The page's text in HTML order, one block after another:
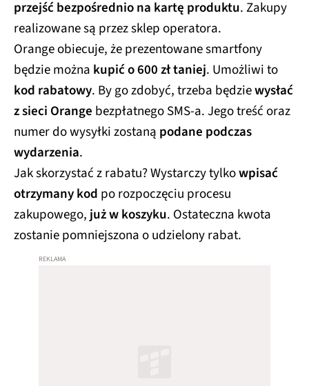
przejść bezpośrednio na kartę produktu. Zakupy
realizowane są przez sklep operatora.
Orange obiecuje, że prezentowane smartfony
będzie można kupić o 600 zł taniej. Umożliwi to
kod rabatowy. By go zdobyć, trzeba będziewysłać
z sieci Orange bezpłatnego SMS-a. Jego treść oraz
numer do wysyłki zostaną podane podczas
wydarzenia.
Jak skorzystać z rabatu? Wystarczy tylkowpisać
otrzymany kod po rozpoczęciu procesu
zakupowego, już w koszyku. Ostateczna kwota
zostanie pomniejszona o udzielony rabat.